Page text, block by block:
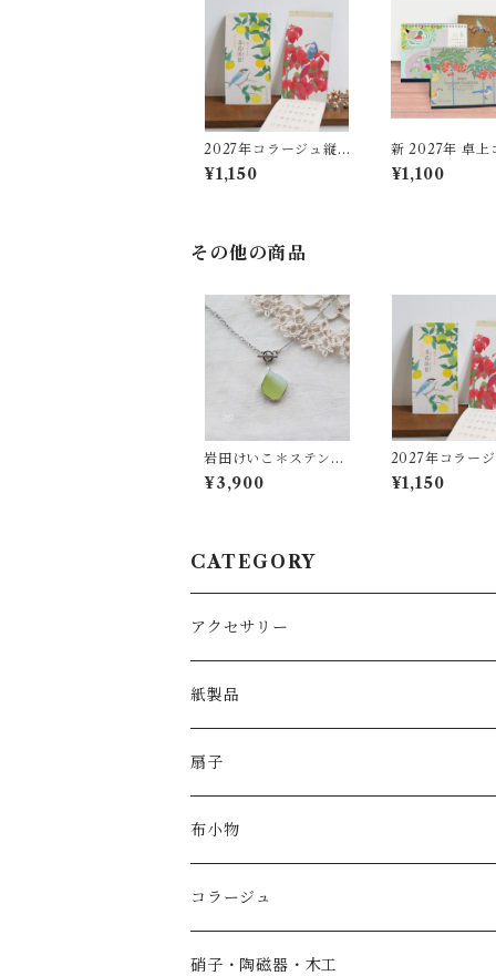
2027年コラージュ縦
長カレンダー「草花添
装（そうか・そうそ
¥1,150
新 2027年 卓上
ジュカレンダー
¥1,100
その他の商品
岩田けいこ＊ステンド
グラスネックレス イエ
ロー
¥3,900
2027年コラー
長カレンダー「
装（そうか・そ
¥1,150
CATEGORY
アクセサリー
紙製品
扇子
布小物
コラージュ
香箱
硝子・陶磁器・木工